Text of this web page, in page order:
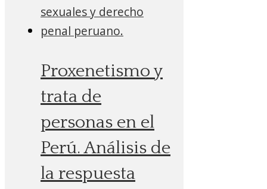
Proxenetismo y
trata de
personas en el
Perú. Análisis de
la respuesta